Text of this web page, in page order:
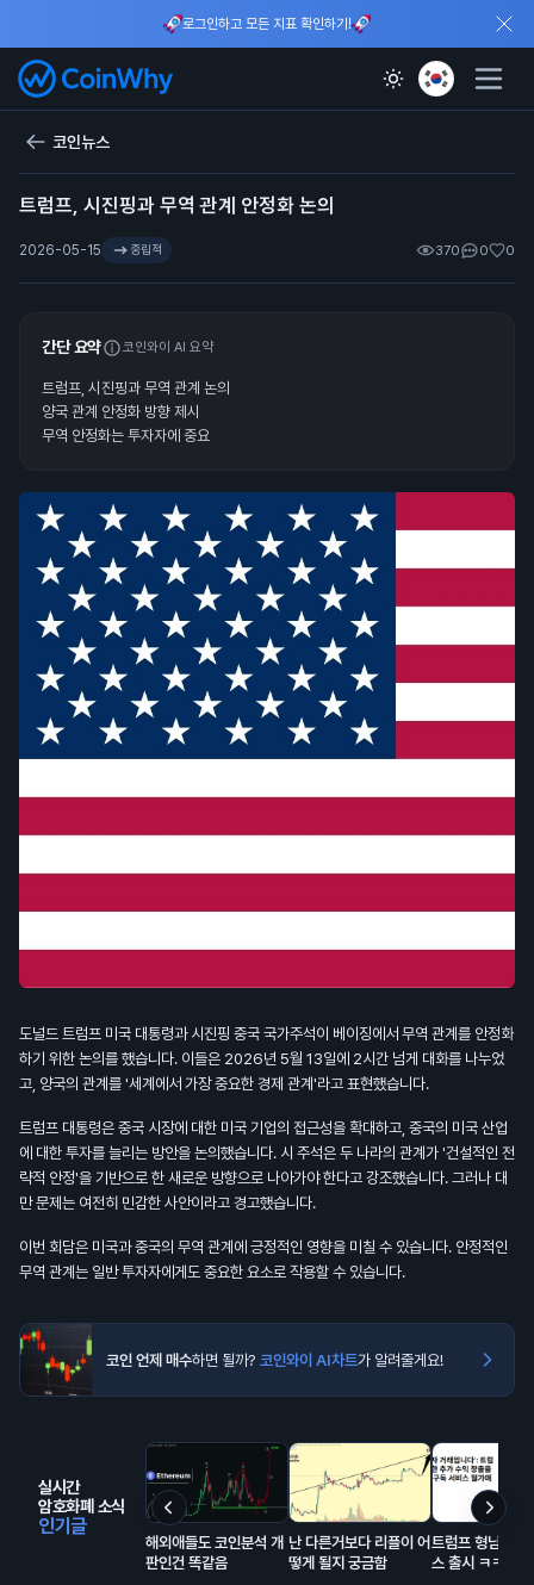
로그인하고 모든 지표 확인하기!
코인뉴스
트럼프, 시진핑과 무역 관계 안정화 논의
2026-05-15 중립적 370 0 0
간단 요약 코인와이 AI 요약
트럼프, 시진핑과 무역 관계 논의
양국 관계 안정화 방향 제시
무역 안정화는 투자자에 중요
도널드 트럼프 미국 대통령과 시진핑 중국 국가주석이 베이징에서 무역 관계를 안정화
하기 위한 논의를 했습니다. 이들은 2026년 5월 13일에 2시간 넘게 대화를 나누었
고, 양국의 관계를 '세계에서 가장 중요한 경제 관계'라고 표현했습니다.
트럼프 대통령은 중국 시장에 대한 미국 기업의 접근성을 확대하고, 중국의 미국 산업
에 대한 투자를 늘리는 방안을 논의했습니다. 시 주석은 두 나라의 관계가 '건설적인 전
략적 안정'을 기반으로 한 새로운 방향으로 나아가야 한다고 강조했습니다. 그러나 대
만 문제는 여전히 민감한 사안이라고 경고했습니다.
이번 회담은 미국과 중국의 무역 관계에 긍정적인 영향을 미칠 수 있습니다. 안정적인
무역 관계는 일반 투자자에게도 중요한 요소로 작용할 수 있습니다.
코인 언제 매수하면 될까? 코인와이 AI차트가 알려줄게요!
실시간
암호화폐 소식
인기글
해외애들도 코인분석 개
판인건 똑같음
난 다른거보다 리플이 어
떻게 될지 궁금함
트럼프 형님의
스 출시 ㅋㅋㅋ